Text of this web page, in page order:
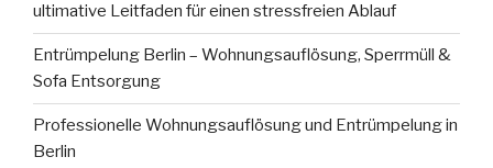
ultimative Leitfaden für einen stressfreien Ablauf
Entrümpelung Berlin – Wohnungsauflösung, Sperrmüll &
Sofa Entsorgung
Professionelle Wohnungsauflösung und Entrümpelung in
Berlin